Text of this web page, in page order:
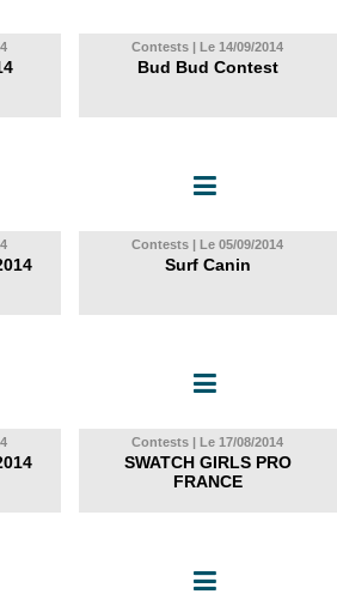
Contests | Le 14/09/2014
Bud Bud Contest
Contests | Le 05/09/2014
Surf Canin
Contests | Le 17/08/2014
SWATCH GIRLS PRO
FRANCE